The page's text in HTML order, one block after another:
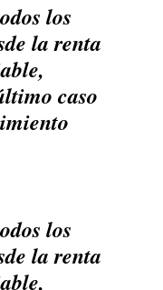
los
la renta
caso
los
la renta